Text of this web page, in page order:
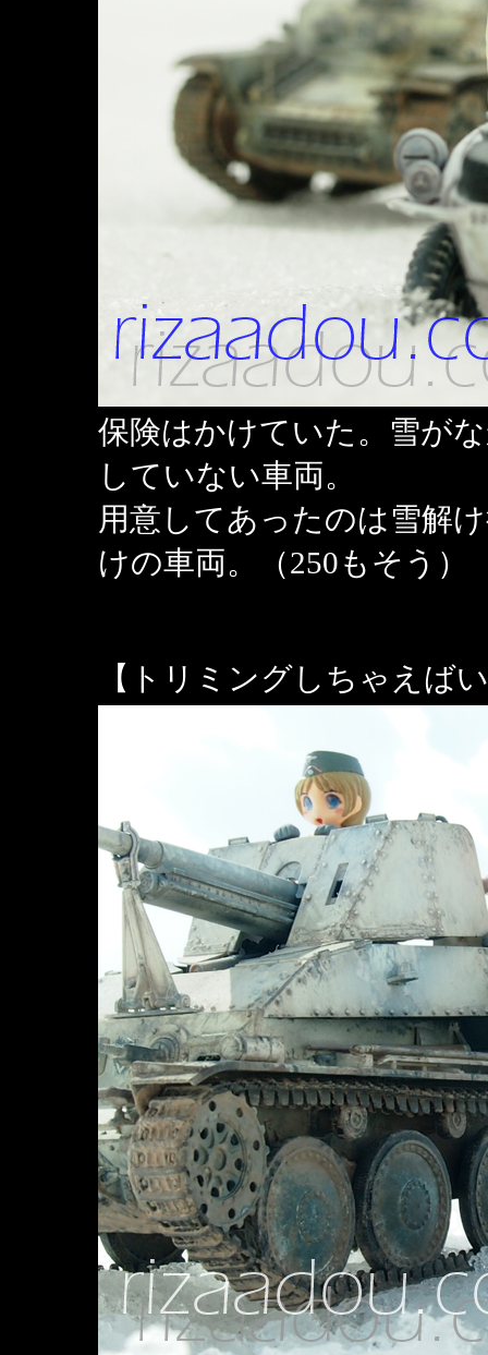
保険はかけていた。雪が
していない車両。
用意してあったのは雪解
けの車両。（250もそう）
【トリミングしちゃえば